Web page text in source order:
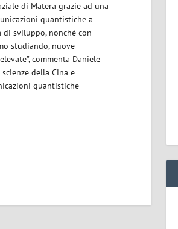
di Matera grazie ad una
quantistiche a
di sviluppo, nonché con
studiando, nuove
commenta Daniele
della Cina e
quantistiche